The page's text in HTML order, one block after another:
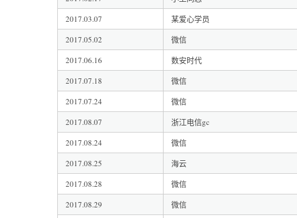
2017.03.07
某爱心学员
2017.05.02
微信
2017.06.16
数安时代
2017.07.18
微信
2017.07.24
微信
2017.08.07
浙江电信gc
2017.08.24
微信
2017.08.25
海云
2017.08.28
微信
2017.08.29
微信